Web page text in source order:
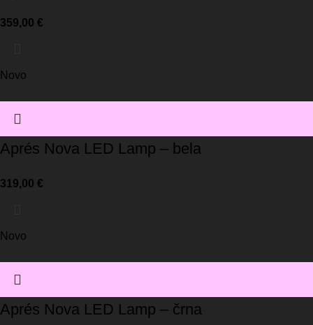
359,00 €
Novo
Aprés Nova LED Lamp – bela
319,00 €
Novo
Aprés Nova LED Lamp – črna